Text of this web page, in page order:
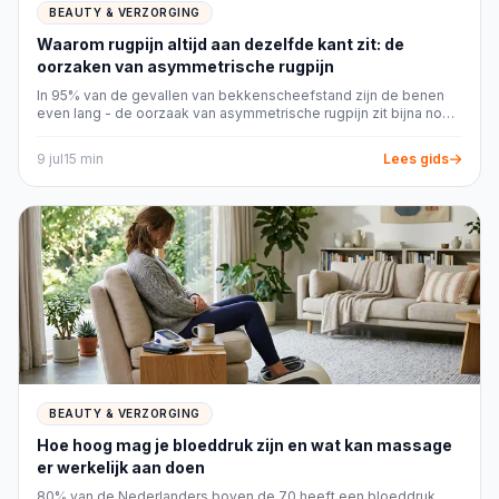
Schrijf op welk resultaat je wilt bereiken en hoe
vaak je het apparaat gaat gebruiken.
Kies de productsoort die bij dat doel hoort,
zonder uitvoeringen met een andere werking
direct mee te vergelijken.
gevoelige huid, krullend haar, weinig
Selecteer de instellingen en accessoires die je
echt nodig hebt.
Controleer reiniging, stroomvoorziening,
veiligheid en gebruiksbeperkingen.
Bekijk de kosten en verkrijgbaarheid van
vervangbare onderdelen.
Vergelijk garantie, onderhoud en aantoonbare
reparatiemogelijkheden.
Maak pas daarna een definitieve afweging tussen
aanschafprijs, comfort en verwachte
gebruiksduur.
BEAUTY & VERZORGING
Waarom rugpijn altijd aan dezelfde kant zit: de
oorzaken van asymmetrische rugpijn
In 95% van de gevallen van bekkenscheefstand zijn de benen
even lang - de oorzaak van asymmetrische rugpijn zit bijna nooit
9 jul15 min Lees gids
BEAUTY & VERZORGING
Hoe hoog mag je bloeddruk zijn en wat kan massage
er werkelijk aan doen